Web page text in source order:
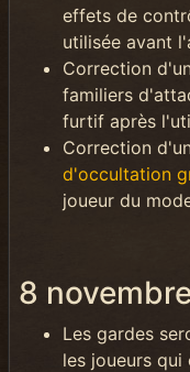
effets de
utilisée avant
Correction
familiers
furtif après
Correction
d'occultation
joueur du
8
Les gardes
les joueurs